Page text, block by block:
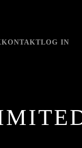
KONTAKTLOG IN